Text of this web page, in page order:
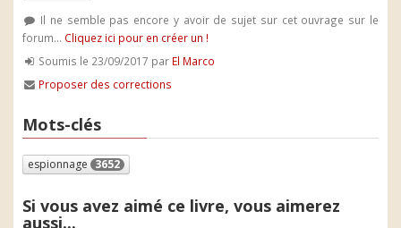
Il ne semble pas encore y avoir de sujet sur cet ouvrage sur le
forum... Cliquez ici pour en créer un !
Soumis le 23/09/2017 par El Marco
Proposer des corrections
Mots-clés
espionnage 3652
Si vous avez aimé ce livre, vous aimerez
aussi...